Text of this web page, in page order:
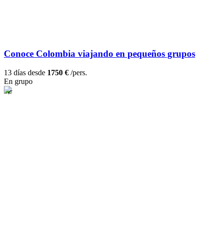
Conoce Colombia viajando en pequeños grupos
13 días desde 1750 € /pers.
En grupo